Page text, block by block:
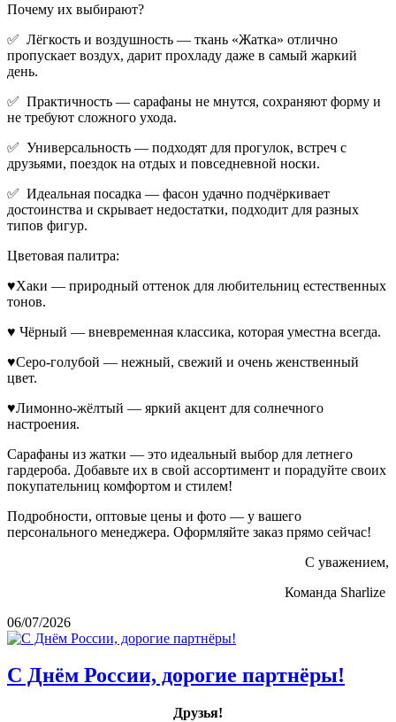
Почему их выбирают?
✅ Лёгкость и воздушность — ткань «Жатка» отлично
пропускает воздух, дарит прохладу даже в самый жаркий
день.
✅ Практичность — сарафаны не мнутся, сохраняют форму и
не требуют сложного ухода.
✅ Универсальность — подходят для прогулок, встреч с
друзьями, поездок на отдых и повседневной носки.
✅ Идеальная посадка — фасон удачно подчёркивает
достоинства и скрывает недостатки, подходит для разных
типов фигур.
Цветовая палитра:
♥Хаки — природный оттенок для любительниц естественных
тонов.
♥ Чёрный — вневременная классика, которая уместна всегда.
♥Серо-голубой — нежный, свежий и очень женственный
цвет.
♥Лимонно-жёлтый — яркий акцент для солнечного
настроения.
Сарафаны из жатки — это идеальный выбор для летнего
гардероба. Добавьте их в свой ассортимент и порадуйте своих
покупательниц комфортом и стилем!
Подробности, оптовые цены и фото — у вашего
персонального менеджера. Оформляйте заказ прямо сейчас!
С уважением,
Команда Sharlize
06/07/2026
С Днём России, дорогие партнёры!
Друзья!